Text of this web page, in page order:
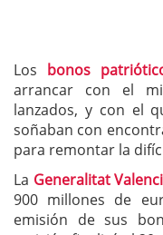
Los bonos
arrancar con el
lanzados, y con el
soñaban con
para remontar la
La Generalitat
900 millones de
emisión de sus